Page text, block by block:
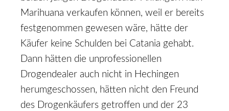
Marihuana verkaufen können, weil er bereits
festgenommen gewesen wäre, hätte der
Käufer keine Schulden bei Catania gehabt.
Dann hätten die unprofessionellen
Drogendealer auch nicht in Hechingen
herumgeschossen, hätten nicht den Freund
des Drogenkäufers getroffen und der 23